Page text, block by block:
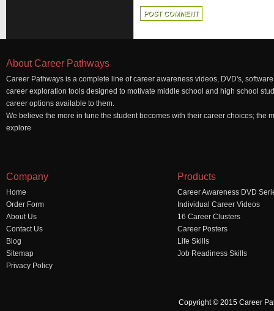
About Career Pathways
Career Pathways is a complete line of career awareness videos, DVD's,
career exploration tools designed to motivate middle school and high school
career options available to them.
We believe the more in tune the student becomes with their career choices; the
explore
Company
Home
Order Form
About Us
Contact Us
Blog
Sitemap
Privacy Policy
Products
Career Awareness DVD
Individual Career Videos
16 Career Clusters
Career Posters
Life Skills
Job Readiness Skills
Copyright © 2015 Career